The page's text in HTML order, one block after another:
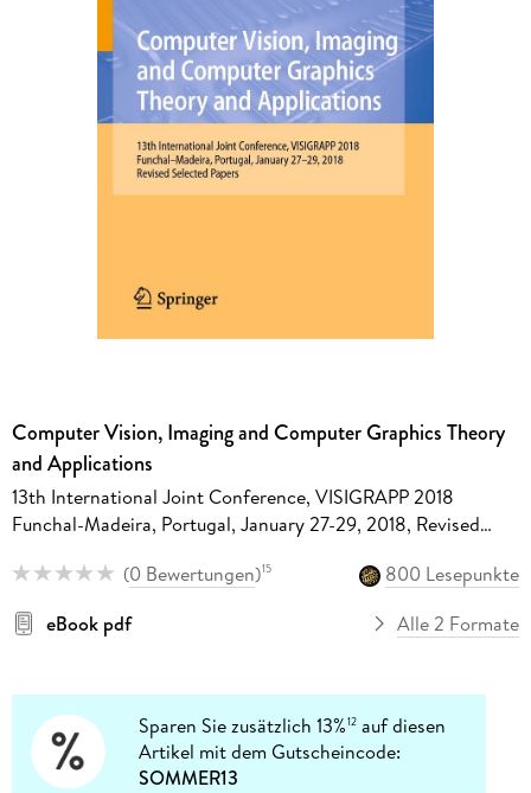
Computer Vision, Imaging and Computer Graphics Theory
and Applications
13th International Joint Conference, VISIGRAPP 2018
Funchal-Madeira, Portugal, January 27-29, 2018, Revised
(0 Bewertungen)15
800 Lesepunkte
eBook pdf
Alle 2 Formate
Sparen Sie zusätzlich 13%12 auf diesen
Artikel mit dem Gutscheincode:
SOMMER13